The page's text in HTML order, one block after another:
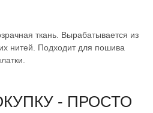
ткань. Вырабатывается из
нитей. Подходит для пошива
- ПРОСТО